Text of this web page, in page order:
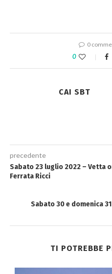
0
0
CAI SBT
precedente
Sabato 23 luglio 2022 – Vetta
Ferrata Ricci
Sabato 30 e domenica
TI POTREBBE